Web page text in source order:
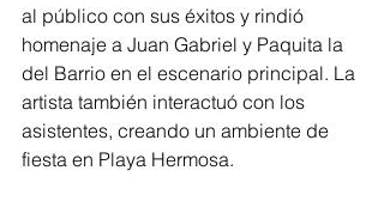
al público con sus éxitos y rindió
homenaje a Juan Gabriel y Paquita la
del Barrio en el escenario principal. La
artista también interactuó con los
asistentes, creando un ambiente de
fiesta en Playa Hermosa.